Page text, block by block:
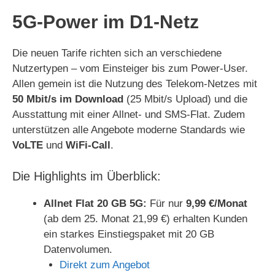
i
d
o
5G-Power im D1-Netz
Die neuen Tarife richten sich an verschiedene
Nutzertypen – vom Einsteiger bis zum Power-User.
Allen gemein ist die Nutzung des Telekom-Netzes mit
50 Mbit/s im Download (25 Mbit/s Upload) und die
Ausstattung mit einer Allnet- und SMS-Flat. Zudem
unterstützen alle Angebote moderne Standards wie
VoLTE und WiFi-Call .
Die Highlights im Überblick:
Allnet Flat 20 GB 5G: Für nur 9,99 €/Monat
(ab dem 25. Monat 21,99 €) erhalten Kunden
ein starkes Einstiegspaket mit 20 GB
Datenvolumen.
Direkt zum Angebot